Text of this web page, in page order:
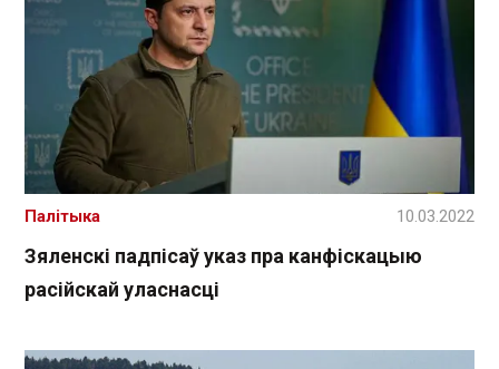
Зяленскі падпісаў указ пра канфіскацыю
расійскай уласнасці
Палітыка 10.03.2022